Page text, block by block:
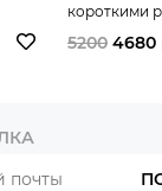
короткими
5200 4680